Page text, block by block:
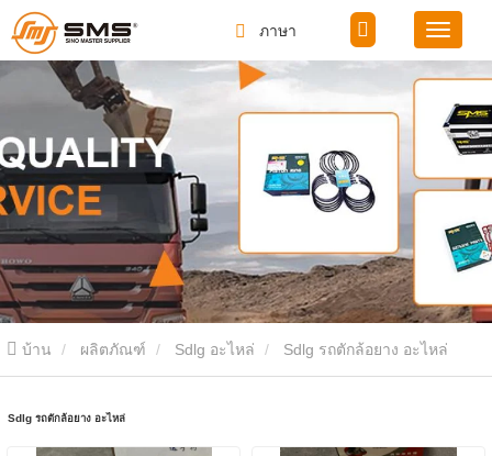
ภาษา
บ้าน ผลิตภัณฑ์ Sdlg อะไหล่ Sdlg รถตักล้อยาง อะไหล่
Sdlg รถตักล้อยาง อะไหล่